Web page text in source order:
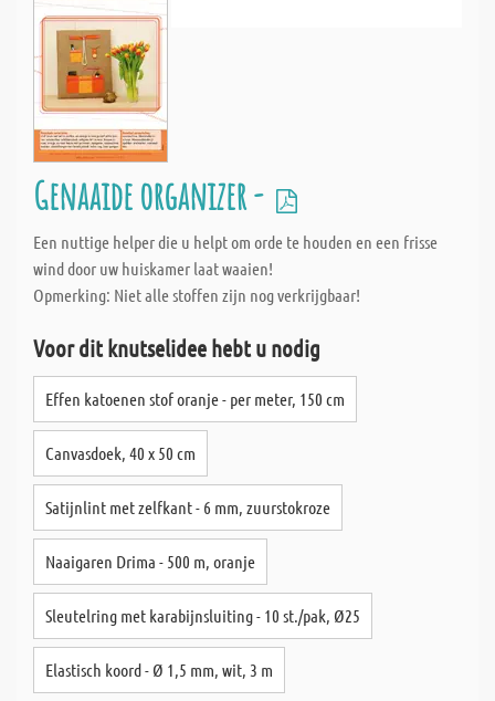
Genaaide organizer -
Een nuttige helper die u helpt om orde te houden en een frisse
wind door uw huiskamer laat waaien!
Opmerking: Niet alle stoffen zijn nog verkrijgbaar!
Voor dit knutselidee hebt u nodig
Effen katoenen stof oranje - per meter, 150 cm
Canvasdoek, 40 x 50 cm
Satijnlint met zelfkant - 6 mm, zuurstokroze
Naaigaren Drima - 500 m, oranje
Sleutelring met karabijnsluiting - 10 st./pak, Ø25
Elastisch koord - Ø 1,5 mm, wit, 3 m